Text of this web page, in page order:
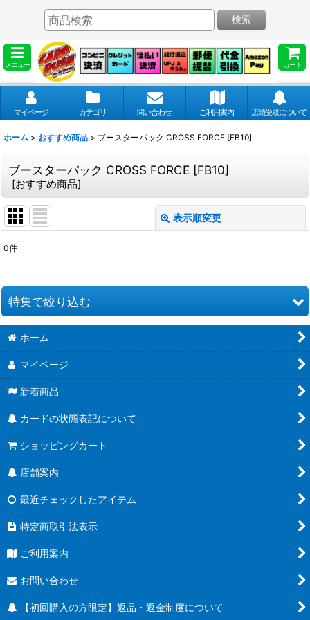
メニュー カート
検索
マイページ カテゴリ 問い合わせ ご利用案内 店頭受取について
ホーム > おすすめ商品 > ブースターパック CROSS FORCE [FB10]
ブースターパック CROSS FORCE [FB10]
[おすすめ商品]
表示順変更
並び順 :
0件
特集で絞り込む
ブースターパック CROSS FORCE [FB10]
ブースターパック DUAL EVOLUTION [FB09]
スタートデッキEX 進化の境地[FS11]
スタートデッキEX 気の躍動[FS12]
ブースターパック 誇り高き戦闘民族 [FB08]
MANGA BOOSTER 02[SB02]
MANGA BOOSTER 01[SB01]
チャンピオンシップ
アルティメットバトル
ホーム
マイページ
新着商品
カードの状態表記について
ショッピングカート
店舗案内
最近チェックしたアイテム
特定商取引法表示
ご利用案内
お問い合わせ
【初回購入の方限定】返品・返金制度について